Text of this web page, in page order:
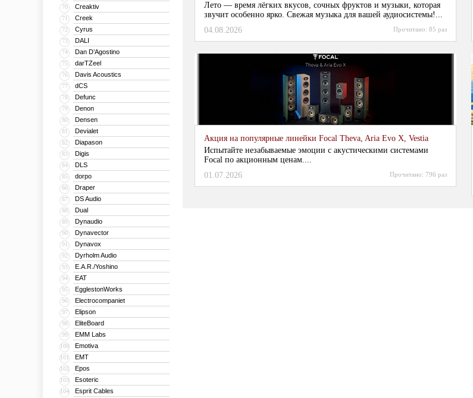
70 Creaktiv
71 Creek
72 Cyrus
73 DALI
74 Dan D’Agostino
75 darTZeel
76 Davis Acoustics
77 dCS
78 Defunc
79 Denon
80 Densen
81 Devialet
82 Diapason
83 Digis
84 DLS
85 dorpo
86 Draper
87 DS Audio
88 Dual
89 Dynaudio
90 Dynavector
91 Dynavox
92 Dyrholm Audio
93 E.A.R./Yoshino
94 EAT
95 EgglestonWorks
96 Electrocompaniet
97 Elipson
98 EliteBoard
99 EMM Labs
100 Emotiva
101 EMT
102 Epos
103 Esoteric
104 Esprit Cables
Лето — время лёгких вкусов, сочных фруктов и музыки, которая
звучит особенно ярко. Свежая музыка для вашей аудиосистемы!...
04.08.2026
Прочитано: 85 раз
Акция на популярные линейки Focal Theva, Aria Evo X, Vestia
Испытайте незабываемые эмоции с акустическими системами
Focal по акционным ценам....
01.07.2026
Прочитано: 796 раз